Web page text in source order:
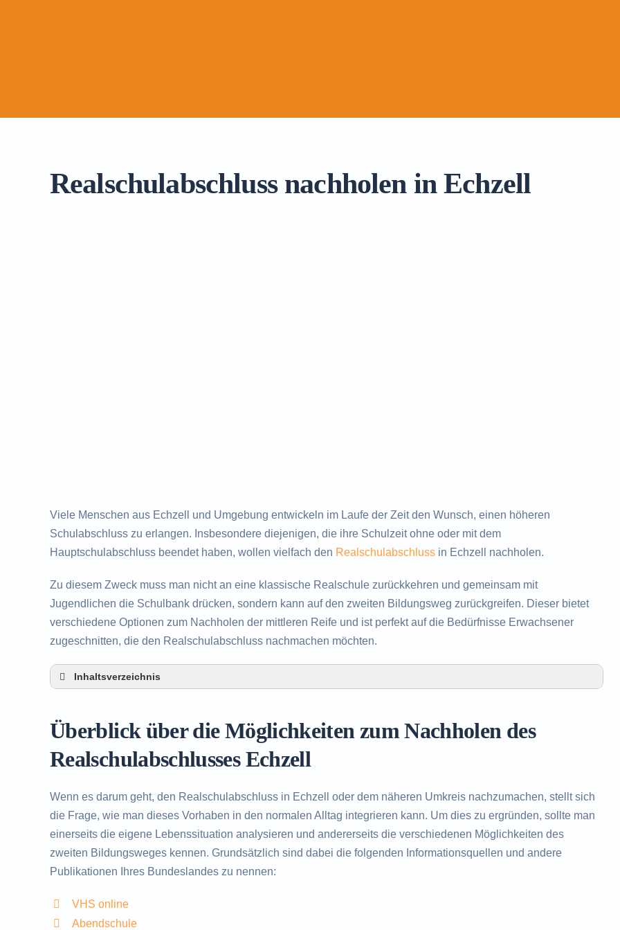
Realschulabschluss nachholen in Echzell
Viele Menschen aus Echzell und Umgebung entwickeln im Laufe der Zeit den Wunsch, einen höheren
Schulabschluss zu erlangen. Insbesondere diejenigen, die ihre Schulzeit ohne oder mit dem
Hauptschulabschluss beendet haben, wollen vielfach den Realschulabschluss in Echzell nachholen.
Zu diesem Zweck muss man nicht an eine klassische Realschule zurückkehren und gemeinsam mit
Jugendlichen die Schulbank drücken, sondern kann auf den zweiten Bildungsweg zurückgreifen. Dieser bietet
verschiedene Optionen zum Nachholen der mittleren Reife und ist perfekt auf die Bedürfnisse Erwachsener
zugeschnitten, die den Realschulabschluss nachmachen möchten.
Inhaltsverzeichnis
Beratung in Echzell rund um das Nachholen des Realschulabschlusses
Überblick über die Möglichkeiten zum Nachholen des
Realschulabschlusses Echzell
Wenn es darum geht, den Realschulabschluss in Echzell oder dem näheren Umkreis nachzumachen, stellt sich
die Frage, wie man dieses Vorhaben in den normalen Alltag integrieren kann. Um dies zu ergründen, sollte man
einerseits die eigene Lebenssituation analysieren und andererseits die verschiedenen Möglichkeiten des
zweiten Bildungsweges kennen. Grundsätzlich sind dabei die folgenden Informationsquellen und andere
Publikationen Ihres Bundeslandes zu nennen:
VHS online
Abendschule